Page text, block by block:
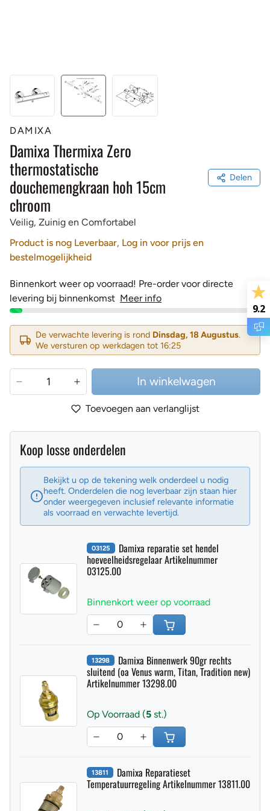
DAMIXA
Damixa Thermixa Zero
thermostatische
douchemengkraan hoh 15cm
chroom
Delen
Veilig, Zuinig en Comfortabel
Product is nog Leverbaar, Log in voor prijs en
bestelmogelijkheid
Binnenkort weer op voorraad! Pre-order voor directe
levering bij binnenkomst Meer info
De verwachte levering is rond Dinsdag, 18 Augustus.
We versturen op werkdagen tot 16:25
In winkelwagen
Toevoegen aan verlanglijst
Koop losse onderdelen
Bekijkt u op de tekening welk onderdeel u nodig
heeft. Onderdelen die nog leverbaar zijn staan hier
onder weergegeven inclusief relevante informatie
als voorraad en verwachte levertijd.
03125 Damixa reparatie set hendel
hoeveelheidsregelaar Artikelnummer
03125.00
Binnenkort weer op voorraad
13298 Damixa Binnenwerk 90gr rechts
sluitend (oa Venus warm, Titan, Tradition new)
Artikelnummer 13298.00
Op Voorraad (5st.)
13811 Damixa Reparatieset
Temperatuurregeling Artikelnummer 13811.00
9.2